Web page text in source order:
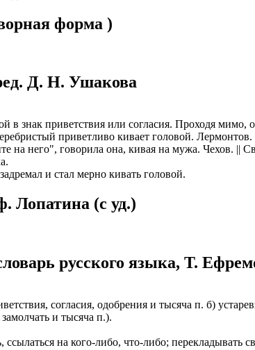
оформление контракта> заказываем
визы > отправка > прохождение границы, встреча
ИЗ ЛЮБОГО РЕГИОНА РФ!
по отправке в другие страны в нашем профиле.
работы: рабочий, разнорабочий,
что получают дополнительную плату.
позициях: менеджер, представитель,
курьер, банковский курьер, курьер банка,
Банк, Промсвязьбанк, Райффайзенбанк,
консультирование, продажи.
форма )
Д. Н. Ушакова
в знак приветствия или согласия. Проходя мимо,
приветливо кивает головой. Лермонтов.
на него", говорила она, кивая на мужа. Чехов. ||
и стал мерно кивать головой.
Лопатина (c уд.)
русского языка, Т.
согласия, одобрения и тысяча п. б)
и тысяча п.).
на кого-либо, что-либо; перекладывать